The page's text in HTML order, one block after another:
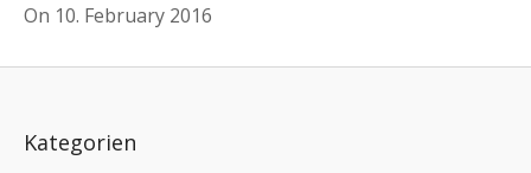
On 10. February 2016
Kategorien